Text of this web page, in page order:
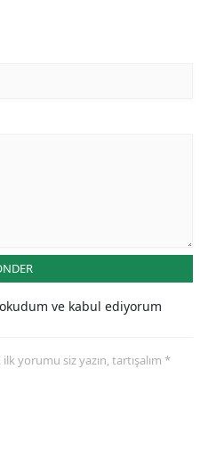
okudum ve kabul ediyorum
yorumu siz yazın, tartışalım *